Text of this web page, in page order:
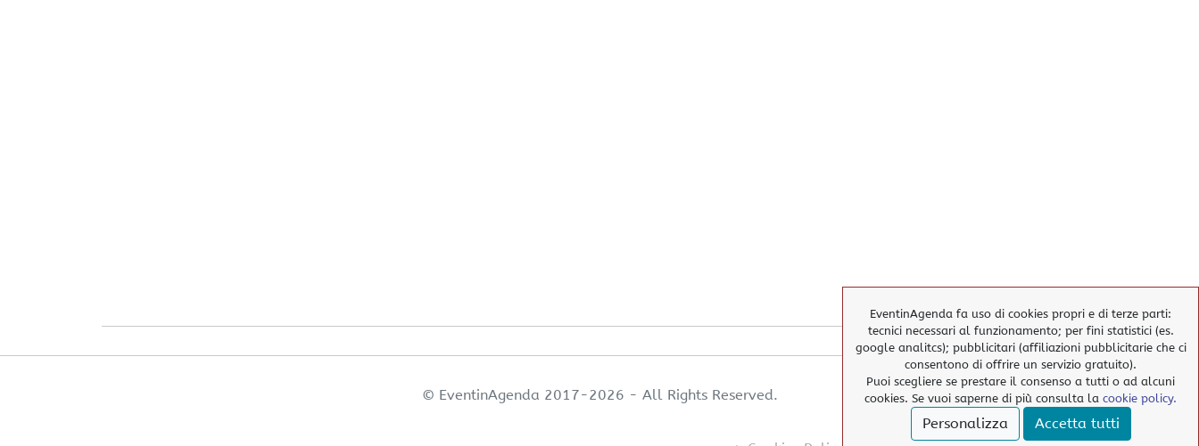
© EventinAgenda 2017-2026 - All Rights Reserved.
EventinAgenda fa uso di cookies propri e di terze parti:
tecnici necessari al funzionamento; per fini statistici (es.
google analitcs); pubblicitari (affiliazioni pubblicitarie che ci
consentono di offrire un servizio gratuito).
Puoi scegliere se prestare il consenso a tutti o ad alcuni
cookies. Se vuoi saperne di più consulta la cookie policy.
Personalizza
Accetta tutti